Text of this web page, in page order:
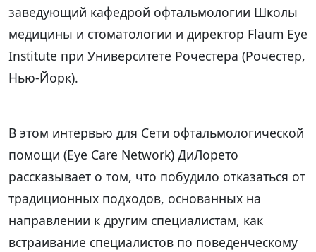
заведующий кафедрой офтальмологии Школы
медицины и стоматологии и директор Flaum Eye
Institute при Университете Рочестера (Рочестер,
Нью-Йорк).
В этом интервью для Сети офтальмологической
помощи (Eye Care Network) ДиЛорето
рассказывает о том, что побудило отказаться от
традиционных подходов, основанных на
направлении к другим специалистам, как
встраивание специалистов по поведенческому